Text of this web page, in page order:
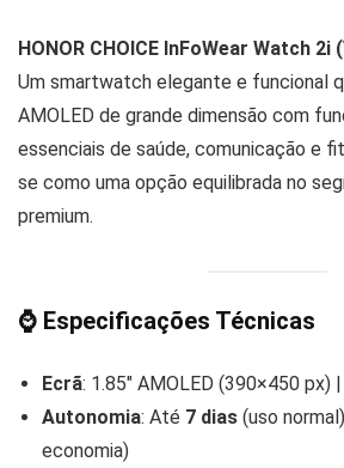
HONOR CHOICE InFoWear Watch 2i
Um smartwatch elegante e funcional
AMOLED de grande dimensão com
essenciais de saúde, comunicação e
se como uma opção equilibrada no
premium.
⌚️ Especificações Técnicas
Ecrã: 1.85″ AMOLED (390×450 px)
Autonomia: Até 7 dias (uso
economia)